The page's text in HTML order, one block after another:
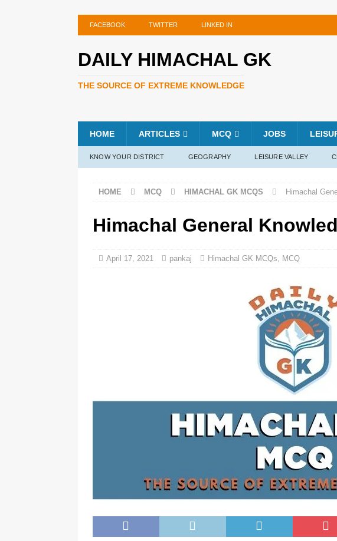
FACEBOOK TWITTER LINKED IN
DAILY HIMACHAL GK
THE SOURCE OF EXTREME KNOWLEDGE
HOME ARTICLES MCQ JOBS
KNOW YOUR DISTRICT GEOGRAPHY LEISURE VALLEY
HOME MCQ HIMACHAL GK MCQS Himachal
Himachal General
April 17, 2021 pankaj Himachal GK MCQs, MCQ